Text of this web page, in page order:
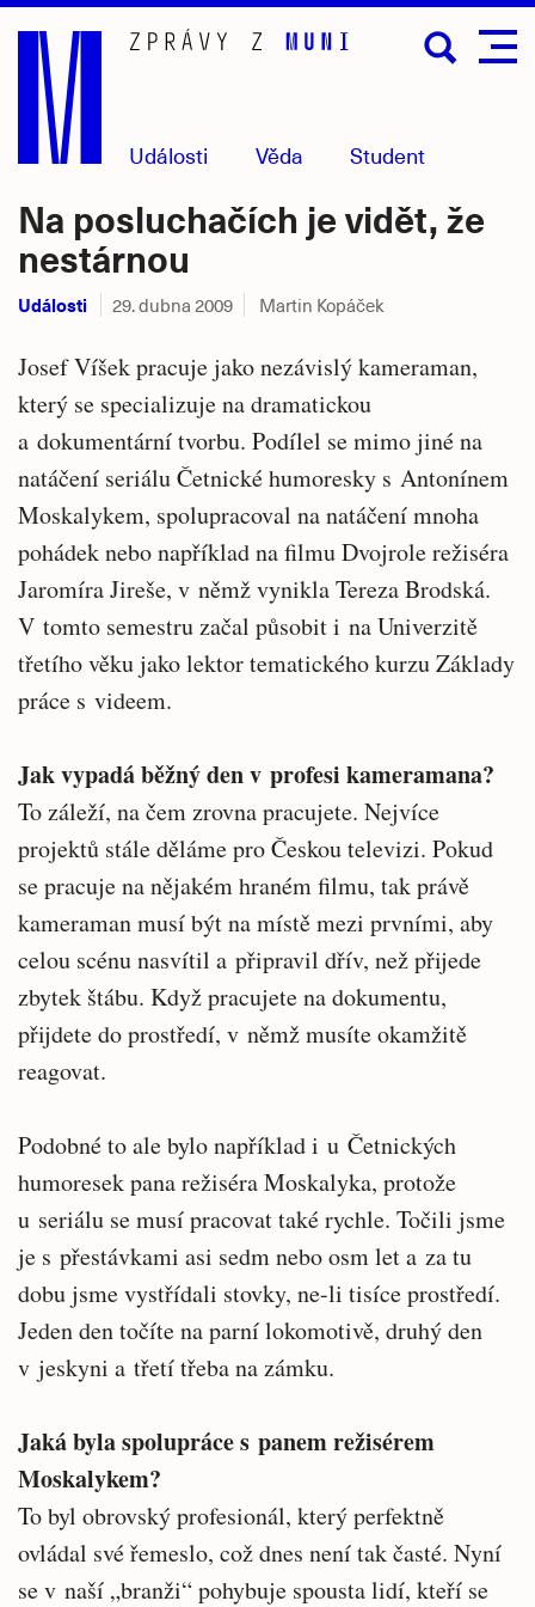
Přejít
hlavní
obsah
Události Věda Student
Na posluchačích je vidět, že
nestárnou
Události 29. dubna 2009 Martin Kopáček
Josef Víšek pracuje jako nezávislý kameraman,
který se specializuje na dramatickou
a dokumentární tvorbu. Podílel se mimo jiné na
natáčení seriálu Četnické humoresky s Antonínem
Moskalykem, spolupracoval na natáčení mnoha
pohádek nebo například na filmu Dvojrole režiséra
Jaromíra Jireše, v němž vynikla Tereza Brodská.
V tomto semestru začal působit i na Univerzitě
třetího věku jako lektor tematického kurzu Základy
práce s videem.
Jak vypadá běžný den v profesi kameramana?
To záleží, na čem zrovna pracujete. Nejvíce
projektů stále děláme pro Českou televizi. Pokud
se pracuje na nějakém hraném filmu, tak právě
kameraman musí být na místě mezi prvními, aby
celou scénu nasvítil a připravil dřív, než přijede
zbytek štábu. Když pracujete na dokumentu,
přijdete do prostředí, v němž musíte okamžitě
reagovat.
Podobné to ale bylo například i u Četnických
humoresek pana režiséra Moskalyka, protože
u seriálu se musí pracovat také rychle. Točili jsme
je s přestávkami asi sedm nebo osm let a za tu
dobu jsme vystřídali stovky, ne-li tisíce prostředí.
Jeden den točíte na parní lokomotivě, druhý den
v jeskyni a třetí třeba na zámku.
Jaká byla spolupráce s panem režisérem
Moskalykem?
To byl obrovský profesionál, který perfektně
ovládal své řemeslo, což dnes není tak časté. Nyní
se v naší „branži“ pohybuje spousta lidí, kteří se